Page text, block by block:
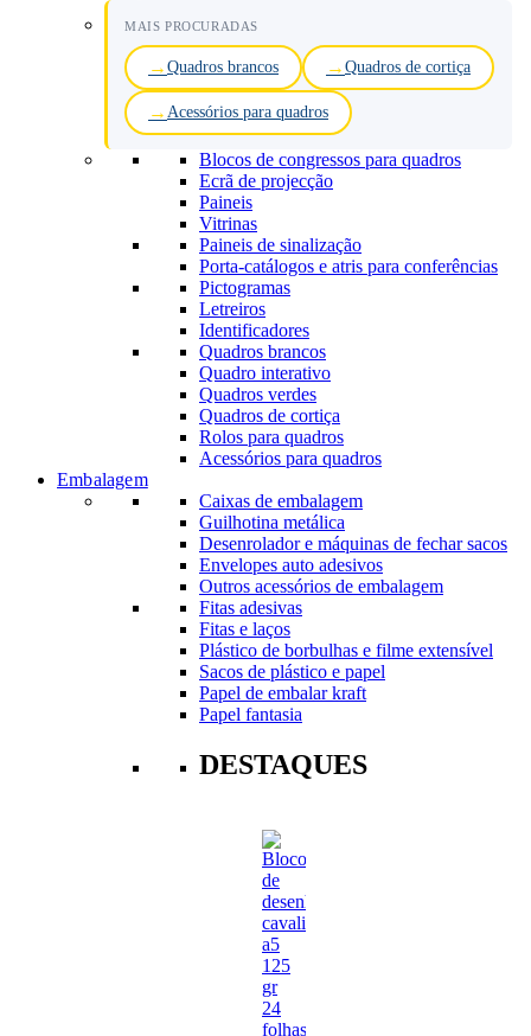
MAIS PROCURADAS
Quadros brancos Quadros de cortiça
Acessórios para quadros
Blocos de congressos para quadros
Ecrã de projecção
Paineis
Vitrinas
Paineis de sinalização
Porta-catálogos e atris para conferências
Pictogramas
Letreiros
Identificadores
Quadros brancos
Quadro interativo
Quadros verdes
Quadros de cortiça
Rolos para quadros
Acessórios para quadros
Embalagem
Caixas de embalagem
Guilhotina metálica
Desenrolador e máquinas de fechar sacos
Envelopes auto adesivos
Outros acessórios de embalagem
Fitas adesivas
Fitas e laços
Plástico de borbulhas e filme extensível
Sacos de plástico e papel
Papel de embalar kraft
Papel fantasia
DESTAQUES